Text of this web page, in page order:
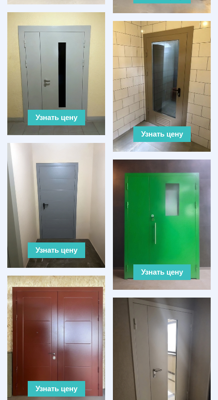
Узнать цену
Узнать цену
Узнать цену
Узнать цену
Узнать цену